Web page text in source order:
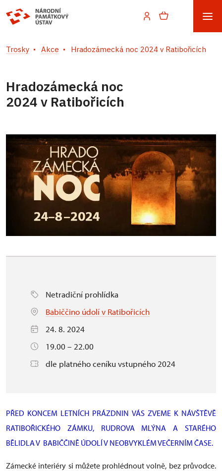
Trosky Akce Hradozámecká noc 2024 v Ratibořicích
Hradozámecká noc
2024 v Ratibořicích
Netradiční prohlídka
Babiččino údolí v Ratibořicích
24. 8. 2024
19.00 – 22.00
dle platného ceníku vstupného 2024
PŘED KONCEM LETNÍCH PRÁZDNIN VÁS ZVEME K NÁVŠTĚVĚ
RATIBOŘICKÉHO ZÁMKU, RUDROVA MLÝNA A STARÉHO
BĚLIDLA V BABIČČINĚ ÚDOLÍ V NEOBVYKLÉM VEČERNÍM ČASE.
Zámecké interiéry si můžete prohlédnout volně, bez průvodce.